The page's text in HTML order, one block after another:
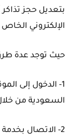
بتعديل حجز
الإلكتروني
حيث توجد عدة
1- الدخول إلى
السعودية من خلال
2- الاتصال